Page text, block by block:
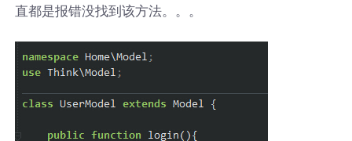
直都是报错没找到该方法。。。